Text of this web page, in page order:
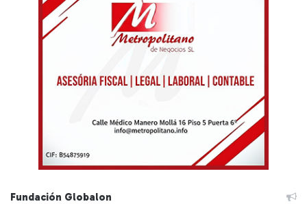
Fundación Globalon